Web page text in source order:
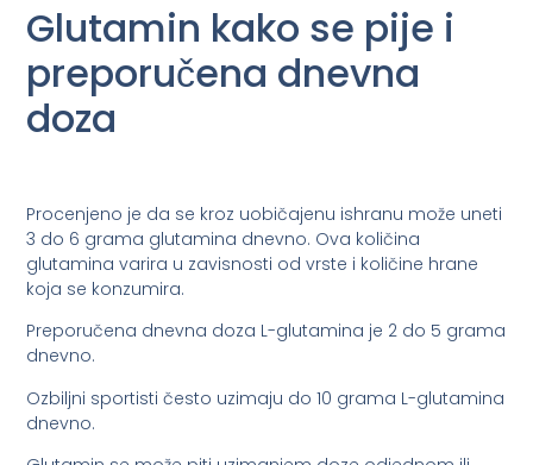
Glutamin kako se pije i
preporučena dnevna
doza
Procenjeno je da se kroz uobičajenu ishranu može uneti
3 do 6 grama glutamina dnevno. Ova količina
glutamina varira u zavisnosti od vrste i količine hrane
koja se konzumira.
Preporučena dnevna doza L-glutamina je 2 do 5 grama
dnevno.
Ozbiljni sportisti često uzimaju do 10 grama L-glutamina
dnevno.